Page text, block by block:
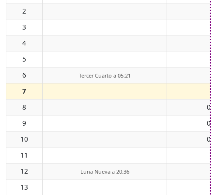
2
3
4
5
6
Tercer Cuarto a 05:21
7
8
9
10
11
12
Luna Nueva a 20:36
13